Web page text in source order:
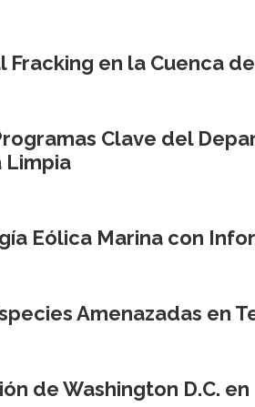
Fracking en la Cuenca
Clave del
Limpia
Eólica Marina con
Amenazadas en
de Washington D.C.